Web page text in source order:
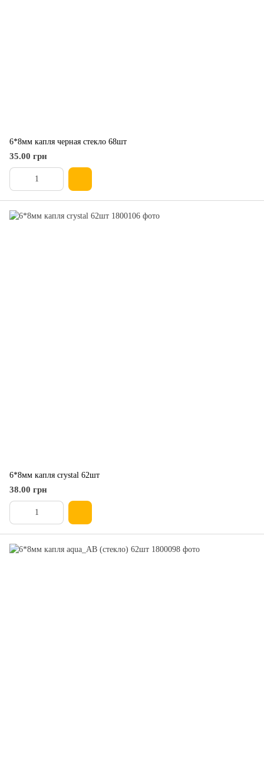
6*8мм капля черная стекло 68шт
35.00 грн
6*8мм капля crystal 62шт
38.00 грн